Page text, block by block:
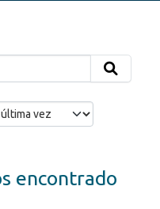
encontrado